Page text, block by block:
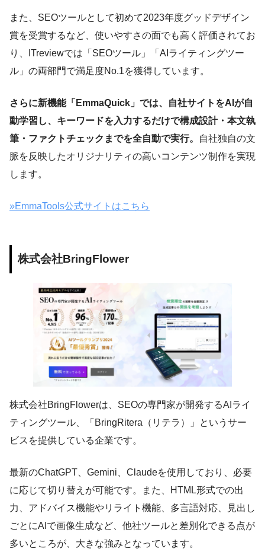
また、SEOツールとして初めて2023年度グッドデザイン
賞を受賞するなど、使いやすさの面でも高く評価されてお
り、ITreviewでは「SEOツール」「AIライティングツー
ル」の両部門で満足度No.1を獲得しています。
さらに新機能「EmmaQuick」では、自社サイトをAIが自
動学習し、キーワードを入力するだけで構成設計・本文執
筆・ファクトチェックまでを全自動で実行。
自社独自の文
脈を反映したオリジナリティの高いコンテンツ制作を実現
します。
»EmmaTools公式サイトはこちら
株式会社BringFlower
株式会社BringFlowerは、SEOの専門家が開発するAIライ
ティングツール、「BringRitera（リテラ）」というサー
ビスを提供している企業です。
最新のChatGPT、Gemini、Claudeを使用しており、必要
に応じて切り替えが可能です。また、HTML形式での出
力、アドバイス機能やリライト機能、多言語対応、見出し
ごとにAIで画像生成など、他社ツールと差別化できる点が
多いところが、大きな強みとなっています。